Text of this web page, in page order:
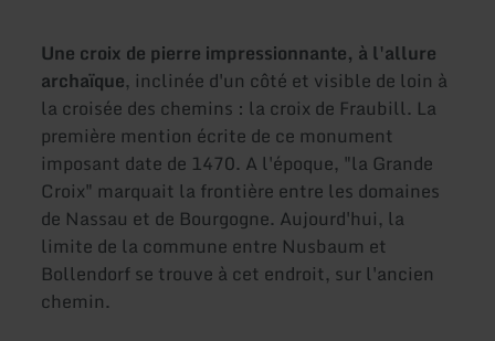
Une croix de pierre impressionnante, à l'allure
archaïque, inclinée d'un côté et visible de loin à
la croisée des chemins : la croix de Fraubill. La
première mention écrite de ce monument
imposant date de 1470. A l'époque, "la Grande
Croix" marquait la frontière entre les domaines
de Nassau et de Bourgogne. Aujourd'hui, la
limite de la commune entre Nusbaum et
Bollendorf se trouve à cet endroit, sur l'ancien
chemin.